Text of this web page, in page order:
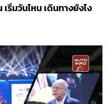
ริ่มวันไหน เดินทางยังไง